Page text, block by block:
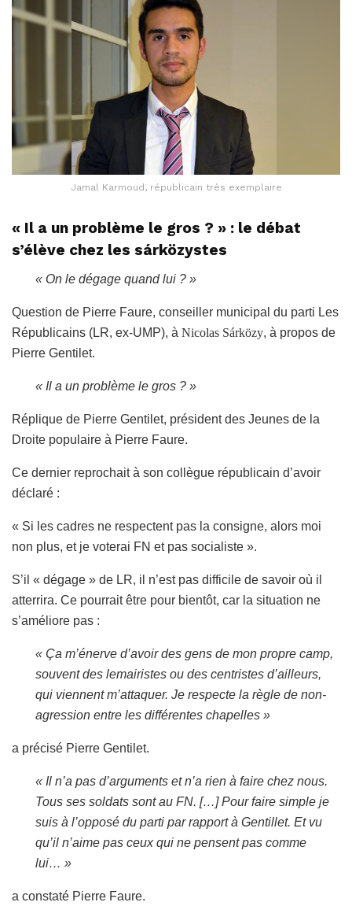
Jamal Karmoud, républicain très exemplaire
« Il a un problème le gros ? » : le débat
s’élève chez les sárközystes
« On le dégage quand lui ? »
Question de Pierre Faure, conseiller municipal du parti Les
Républicains (LR, ex-UMP), à Nicolas Sárközy, à propos de
Pierre Gentilet.
« Il a un problème le gros ? »
Réplique de Pierre Gentilet, président des Jeunes de la
Droite populaire à Pierre Faure.
Ce dernier reprochait à son collègue républicain d’avoir
déclaré :
« Si les cadres ne respectent pas la consigne, alors moi
non plus, et je voterai FN et pas socialiste ».
S’il « dégage » de LR, il n’est pas difficile de savoir où il
atterrira. Ce pourrait être pour bientôt, car la situation ne
s’améliore pas :
« Ça m’énerve d’avoir des gens de mon propre camp,
souvent des lemairistes ou des centristes d’ailleurs,
qui viennent m’attaquer. Je respecte la règle de non-
agression entre les différentes chapelles »
a précisé Pierre Gentilet.
« Il n’a pas d’arguments et n’a rien à faire chez nous.
Tous ses soldats sont au FN. […] Pour faire simple je
suis à l’opposé du parti par rapport à Gentillet. Et vu
qu’il n’aime pas ceux qui ne pensent pas comme
lui… »
a constaté Pierre Faure.